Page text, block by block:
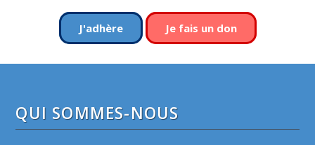
J'adhère Je fais un don
QUI SOMMES-NOUS